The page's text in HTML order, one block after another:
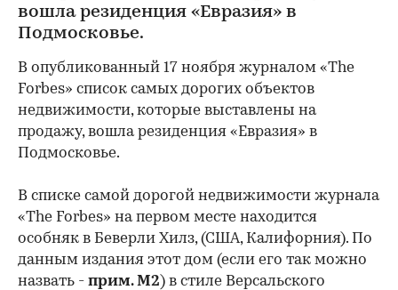
вошла резиденция «Евразия» в
Подмосковье.
В опубликованный 17 ноября журналом «The
Forbes» список самых дорогих объектов
недвижимости, которые выставлены на
продажу, вошла резиденция «Евразия» в
Подмосковье.
В списке самой дорогой недвижимости журнала
«The Forbes» на первом месте находится
особняк в Беверли Хилз, (США, Калифорния). По
данным издания этот дом (если его так можно
назвать - прим. М2) в стиле Версальского